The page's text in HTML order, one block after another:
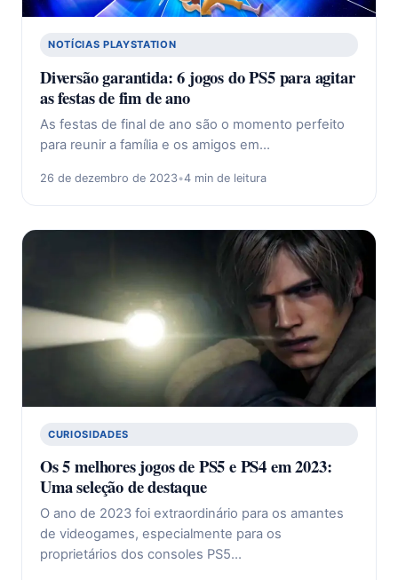
NOTÍCIAS PLAYSTATION
Diversão garantida: 6 jogos do PS5 para agitar
as festas de fim de ano
As festas de final de ano são o momento perfeito
para reunir a família e os amigos em…
26 de dezembro de 2023•4 min de leitura
CURIOSIDADES
Os 5 melhores jogos de PS5 e PS4 em 2023:
Uma seleção de destaque
O ano de 2023 foi extraordinário para os amantes
de videogames, especialmente para os
proprietários dos consoles PS5…